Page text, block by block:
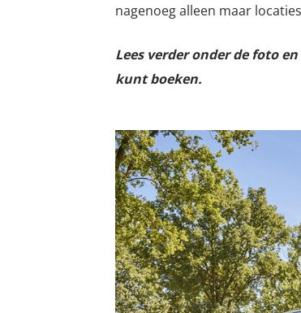
nagenoeg alleen maar
Lees verder onder de foto
kunt boeken.